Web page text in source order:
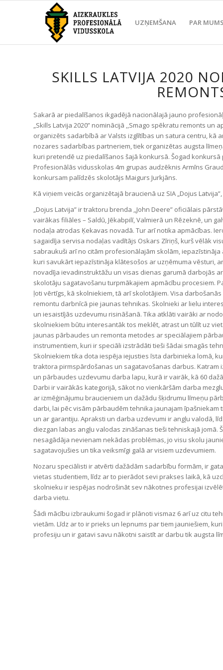
UZŅEMŠANA PAR MUMS
SKILLS LATVIJA 2020
Sakarā ar piedalīšanos ikgadējā nacionālajā jauno
„Skills Latvija 2020” nominācijā ,,Smago spēkratu remonts un
organizēts sadarbībā ar Valsts izglītības un satura centru, kā
nozares sadarbības partneriem, tiek organizētas augsta
kuri pretendē uz piedalīšanos šajā konkursā. Šogad
Profesionālās vidusskolas 4m grupas audzēknis Armīns
konkursam palīdzēs skolotājs Maigurs Jurkjāns.
Kā viņiem veicās organizētajā braucienā uz SIA „Dojus
„Dojus Latvija” ir traktoru brenda ,,John Deere” oficiālais
vairākas filiāles – Saldū, Jēkabpilī, Valmierā un Rēzeknē, un
nodaļa atrodas Ķekavas novadā. Tur arī notika apmācības.
sagaidīja servisa nodaļas vadītājs Oskars Zīriņš, kurš vēlāk
sabraukuši arī no citām profesionālajām skolām,
kuri savukārt iepazīstināja klātesošos ar uzņēmuma vēsturi,
novadīja ievadinstruktāžu un visas dienas garumā darbojās
skolotāju sagatavošanu turpmākajiem apmācību procesiem.
ļoti vērtīgs, kā skolniekiem, tā arī skolotājiem. Visa
remontu darbnīcā pie jaunas tehnikas. Skolnieki ar lielu
un iesaistījās uzdevumu risināšanā. Tika atklāti vairāki ar
skolniekiem būtu interesantāk tos meklēt, atrast un tūlīt uz
jaunas pārbaudes un remonta metodes ar speciālajiem
instrumentiem, kuri ir speciāli izstrādāti tieši šādai smagās
Skolniekiem tika dota iespēja iejusties īsta darbinieka lomā,
traktora pirmspārdošanas un sagatavošanas darbus. Katram
un pārbaudes uzdevumu darba lapu, kurā ir vairāk, kā 60
Darbi ir vairākās kategorijā, sākot no vienkāršām darba
ar izmēģinājumu braucieniem un dažādu šķidrumu līmeņu
darbi, lai pēc visām pārbaudēm tehnika jaunajam īpašniekam
un ar garantiju. Apraksti un darba uzdevumi ir angļu valodā,
diezgan labas angļu valodas zināšanas tieši tehniskajā jomā.
nesagādāja nevienam nekādas problēmas, jo visu skolu
sagatavojušies un tika veiksmīgi galā ar visiem uzdevumiem.
Nozaru speciālisti ir atvērti dažādām sadarbību formām, ir
vietas studentiem, līdz ar to pierādot sevi prakses laikā, kā
skolnieku ir iespējas nodrošināt sev nākotnes profesijai
darba vietu.
Šādi mācību izbraukumi šogad ir plānoti vismaz 6 arī uz citu
vietām. Līdz ar to ir prieks un lepnums par tiem jauniešiem,
profesiju un ir gatavi savu nākotni saistīt ar darbu tik augsta